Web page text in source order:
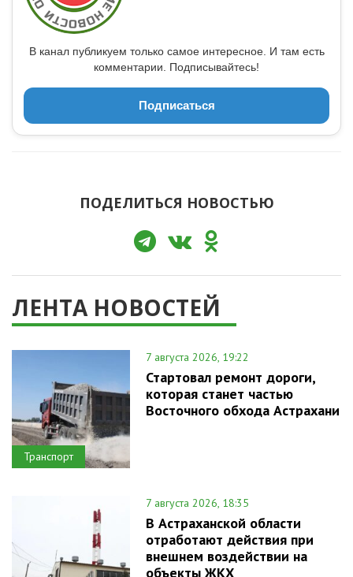
В канал публикуем только самое интересное. И там есть
комментарии. Подписывайтесь!
Подписаться
ПОДЕЛИТЬСЯ НОВОСТЬЮ
ЛЕНТА НОВОСТЕЙ
Транспорт
7 августа 2026, 19:22
Стартовал ремонт дороги,
которая станет частью
Восточного обхода Астрахани
7 августа 2026, 18:35
В Астраханской области
отработают действия при
внешнем воздействии на
объекты ЖКХ